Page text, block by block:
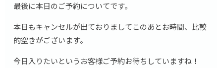
最後に本日のご予約についてです。
本日もキャンセルが出ておりましてこのあとお時間、比較
的空きがございます。
今日入りたいというお客様ご予約お待ちしていますね！